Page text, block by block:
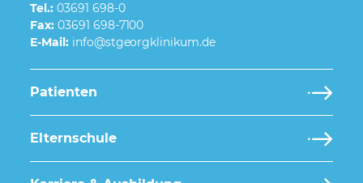
Tel.: 03691 698-0
Fax: 03691 698-7100
E-Mail:
Patienten
Elternschule